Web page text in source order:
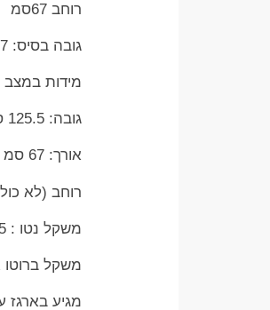
רוחב 67סמ
גובה בסיס: 27 סמ
מידות במצב
גובה: 125.5 סמ
אורך: 67 סמ
רוחב (לא
משקל נטו : 75 קג
משקל ברוטו
מגיע